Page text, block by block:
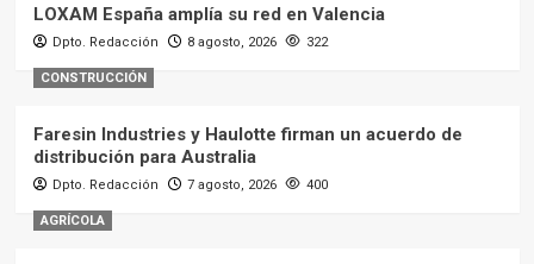
LOXAM España amplía su red en Valencia
Dpto. Redacción 8 agosto, 2026 322
CONSTRUCCIÓN
Faresin Industries y Haulotte firman un acuerdo de
distribución para Australia
Dpto. Redacción 7 agosto, 2026 400
AGRÍCOLA